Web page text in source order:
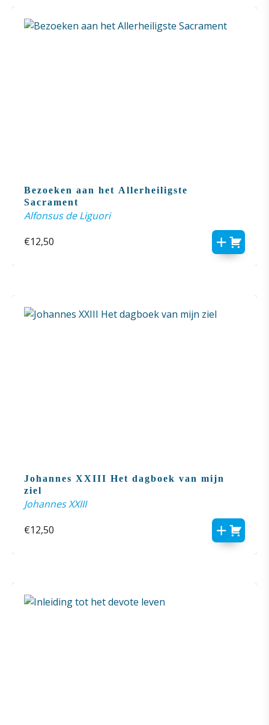
Bezoeken aan het Allerheiligste
Sacrament
Alfonsus de Liguori
€12,50
Johannes XXIII Het dagboek van mijn
ziel
Johannes XXIII
€12,50